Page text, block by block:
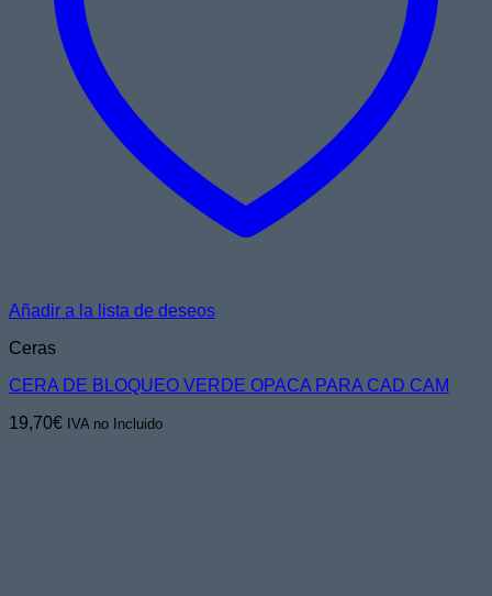
Añadir a la lista de deseos
Ceras
CERA DE BLOQUEO VERDE OPACA PARA CAD CAM
19,70€ IVA no Incluido